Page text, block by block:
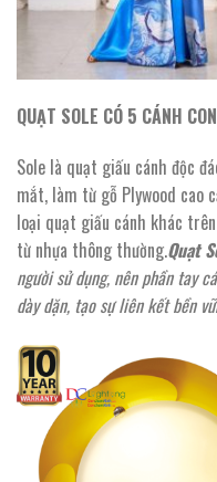
QUẠT SOLE CÓ 5 CÁNH
Sole là quạt giấu cánh độc
mắt, làm từ gỗ Plywood cao
loại quạt giấu cánh khác
từ nhựa thông thường.Quạt
người sử dụng, nên phần tay
dày dặn, tạo sự liên kết bền